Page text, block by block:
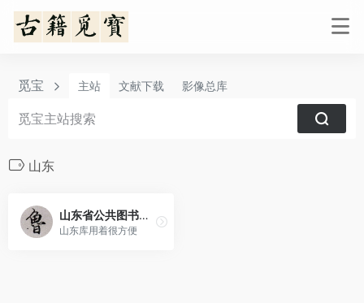
觅宝 主站 文献下载 影像总库
山东
山东省公共图书馆数字资源联盟共享服务平台
山东库用着很方便